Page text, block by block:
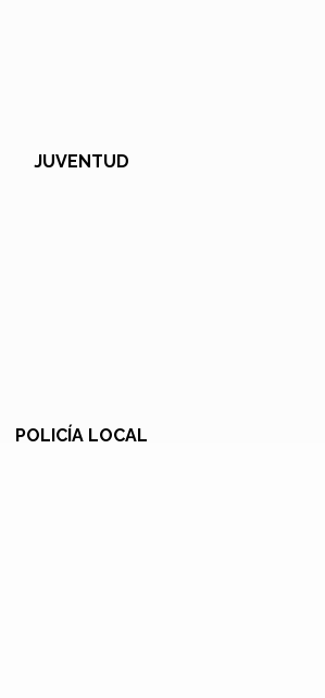
JUVENTUD
POLICÍA LOCAL